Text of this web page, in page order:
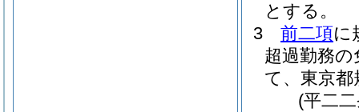
とする。
3
前二項に
超過勤務
て、東京
(平二